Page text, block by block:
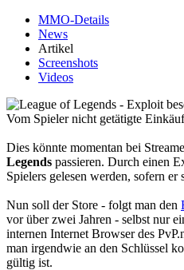
MMO-Details
News
Artikel
Screenshots
Videos
Vom Spieler nicht getätigte
Dies könnte momentan bei
Legends passieren. Durch einen
Spielers gelesen werden, sofern
Nun soll der Store - folgt man den
vor über zwei Jahren - selbst nur
internen Internet Browser des
man irgendwie an den Schlüssel
gültig ist.